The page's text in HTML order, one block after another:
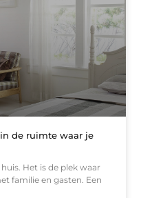
de ruimte waar je
Het is de plek waar
familie en gasten. Een